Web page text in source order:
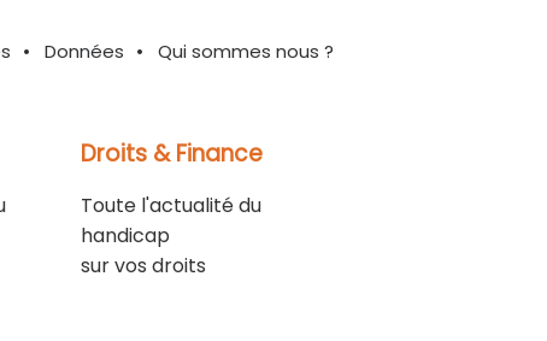
Données Qui sommes nous ?
Droits & Finance
Toute l'actualité du
handicap
sur vos droits